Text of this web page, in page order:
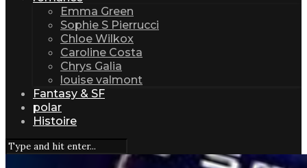
Emma Green
Sophie S Pierrucci
Chloe Wilkox
Caroline Costa
Chrys Galia
louise valmont
Fantasy & SF
polar
Histoire